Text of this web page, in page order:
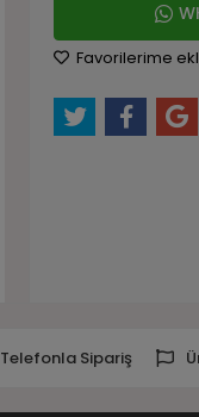
Favorilerime
Telefonla Sipariş